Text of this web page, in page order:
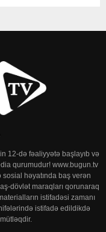
12-də fəaliyyətə başlayıb və
qurumudur! www.bugun.tv
həyatında baş verən
dövlət maraqları qorunaraq
istifadəsi zamanı
istifadə edildikdə